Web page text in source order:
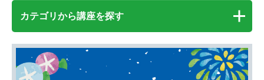
カテゴリから講座を探す